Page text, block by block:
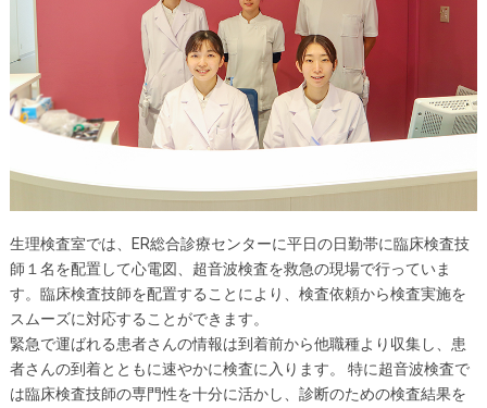
生理検査室では、ER総合診療センターに平日の日勤帯に臨床検査技
師１名を配置して心電図、超音波検査を救急の現場で行っていま
す。臨床検査技師を配置することにより、検査依頼から検査実施を
スムーズに対応することができます。
緊急で運ばれる患者さんの情報は到着前から他職種より収集し、患
者さんの到着とともに速やかに検査に入ります。 特に超音波検査で
は臨床検査技師の専門性を十分に活かし、診断のための検査結果を